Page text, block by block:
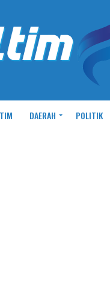
DAERAH POLITIK